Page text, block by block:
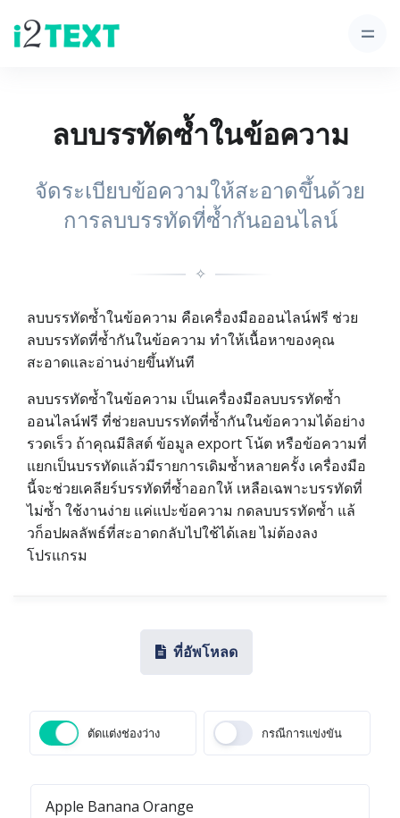
ลบบรรทัดซ้ำในข้อความ
จัดระเบียบข้อความให้สะอาดขึ้นด้วย
การลบบรรทัดที่ซ้ำกันออนไลน์
✧
ลบบรรทัดซ้ำในข้อความ คือเครื่องมือออนไลน์ฟรี ช่วย
ลบบรรทัดที่ซ้ำกันในข้อความ ทำให้เนื้อหาของคุณ
สะอาดและอ่านง่ายขึ้นทันที
ลบบรรทัดซ้ำในข้อความ เป็นเครื่องมือลบบรรทัดซ้ำ
ออนไลน์ฟรี ที่ช่วยลบบรรทัดที่ซ้ำกันในข้อความได้อย่าง
รวดเร็ว ถ้าคุณมีลิสต์ ข้อมูล export โน้ต หรือข้อความที่
แยกเป็นบรรทัดแล้วมีรายการเดิมซ้ำหลายครั้ง เครื่องมือ
นี้จะช่วยเคลียร์บรรทัดที่ซ้ำออกให้ เหลือเฉพาะบรรทัดที่
ไม่ซ้ำ ใช้งานง่าย แค่แปะข้อความ กดลบบรรทัดซ้ำ แล้
วก็อปผลลัพธ์ที่สะอาดกลับไปใช้ได้เลย ไม่ต้องลง
โปรแกรม
ที่อัพโหลด
ตัดแต่งช่องว่าง กรณีการแข่งขัน